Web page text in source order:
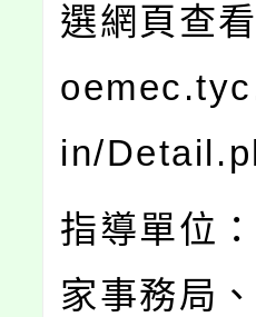
選網頁查
in/
指導單位
家事務局